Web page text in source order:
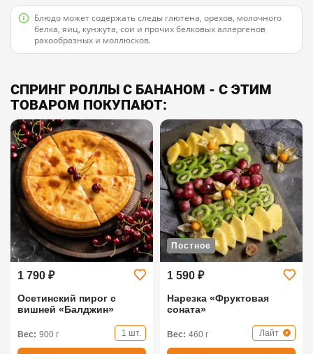
Блюдо может содержать следы глютена, орехов, молочного
белка, яиц, кунжута, сои и прочих белковых аллергенов
ракообразных и моллюсков.
СПРИНГ РОЛЛЫ С БАНАНОМ - С ЭТИМ
ТОВАРОМ ПОКУПАЮТ:
1 790 ₽
Осетинский пирог с
вишней «Балджин»
Вес: 900 г 1 шт.
Постное
1 590 ₽
Нарезка «Фруктовая
соната»
Вес: 460 г Лайт